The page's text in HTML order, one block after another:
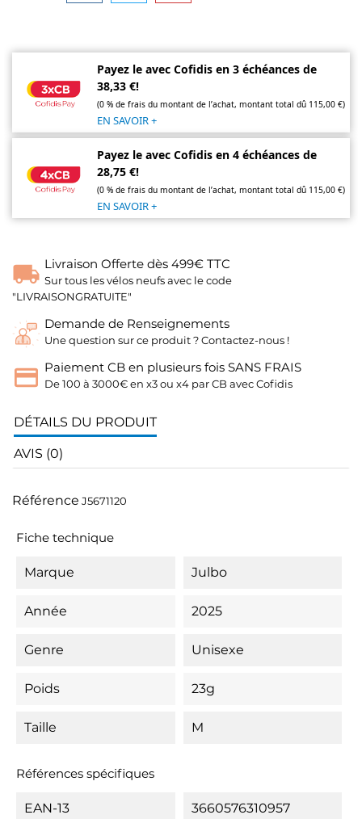
Payez le avec Cofidis en 3 échéances de
38,33 €!
(0 % de frais du montant de l’achat, montant total dû 115,00 €)
EN SAVOIR +
Payez le avec Cofidis en 4 échéances de
28,75 €!
(0 % de frais du montant de l’achat, montant total dû 115,00 €)
EN SAVOIR +
Livraison Offerte dès 499€ TTC
Sur tous les vélos neufs avec le code
"LIVRAISONGRATUITE"
Demande de Renseignements
Une question sur ce produit ? Contactez-nous !
Paiement CB en plusieurs fois SANS FRAIS
De 100 à 3000€ en x3 ou x4 par CB avec Cofidis
DÉTAILS DU PRODUIT
AVIS (0)
Référence J5671120
Fiche technique
Marque Julbo
Année 2025
Genre Unisexe
Poids 23g
Taille M
Références spécifiques
EAN-13 3660576310957